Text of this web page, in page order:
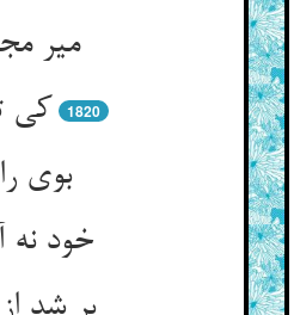
میر
کی
1820
بوی
خود نه